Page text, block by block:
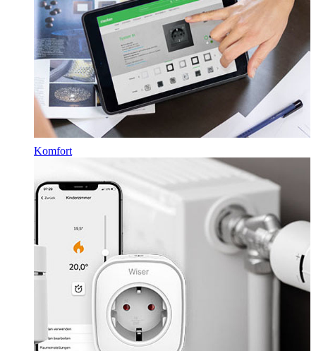
Komfort